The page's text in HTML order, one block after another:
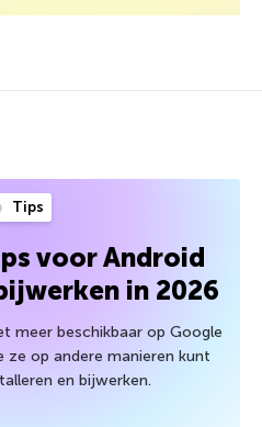
Tips
voor Android
in 2026
meer beschikbaar op Google
ze op andere manieren kunt
en bijwerken.